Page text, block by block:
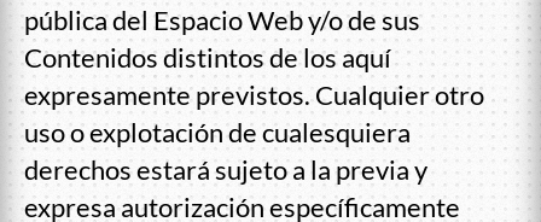
pública del Espacio Web y/o de sus
Contenidos distintos de los aquí
expresamente previstos. Cualquier otro
uso o explotación de cualesquiera
derechos estará sujeto a la previa y
expresa autorización específicamente